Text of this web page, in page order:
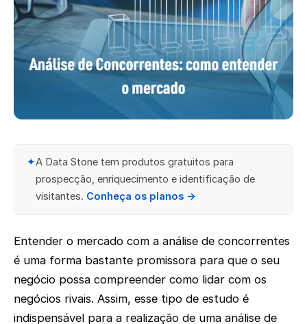
✦A Data Stone tem produtos gratuitos para
prospecção, enriquecimento e identificação de
visitantes. Conheça os planos →
Entender o mercado com a análise de concorrentes
é uma forma bastante promissora para que o seu
negócio possa compreender como lidar com os
negócios rivais. Assim, esse tipo de estudo é
indispensável para a realização de uma análise de